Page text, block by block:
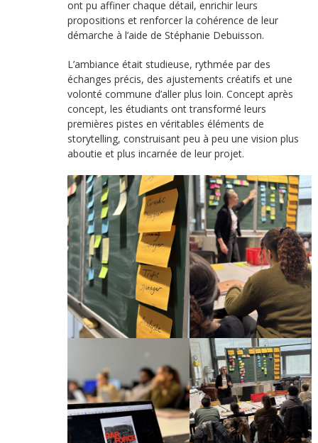
ont pu affiner chaque détail, enrichir leurs
propositions et renforcer la cohérence de leur
démarche à l’aide de Stéphanie Debuisson.
L’ambiance était studieuse, rythmée par des
échanges précis, des ajustements créatifs et une
volonté commune d’aller plus loin. Concept après
concept, les étudiants ont transformé leurs
premières pistes en véritables éléments de
storytelling, construisant peu à peu une vision plus
aboutie et plus incarnée de leur projet.